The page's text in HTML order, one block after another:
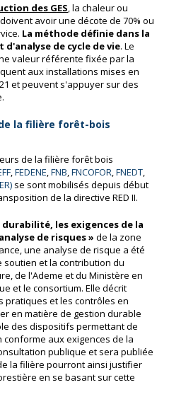
des GES , la chaleur ou
avoir une décote de 70% ou
La méthode définie dans la
de cycle de vie. Le
valeur référente fixée par la
aux installations mises en
et peuvent s'appuyer sur des
la filière forêt-bois
de la filière forêt bois
FEDENE FNB FNCOFOR FNEDT
se sont mobilisés depuis début
de la directive RED II.
les exigences de la
de risques » de la zone
une analyse de risque a été
soutien et la contribution du
de l'Ademe et du Ministère en
et le consortium. Elle décrit
pratiques et les contrôles en
en matière de gestion durable
des dispositifs permettant de
aux exigences de la
publique et sera publiée
la filière pourront ainsi justifier
en se basant sur cette